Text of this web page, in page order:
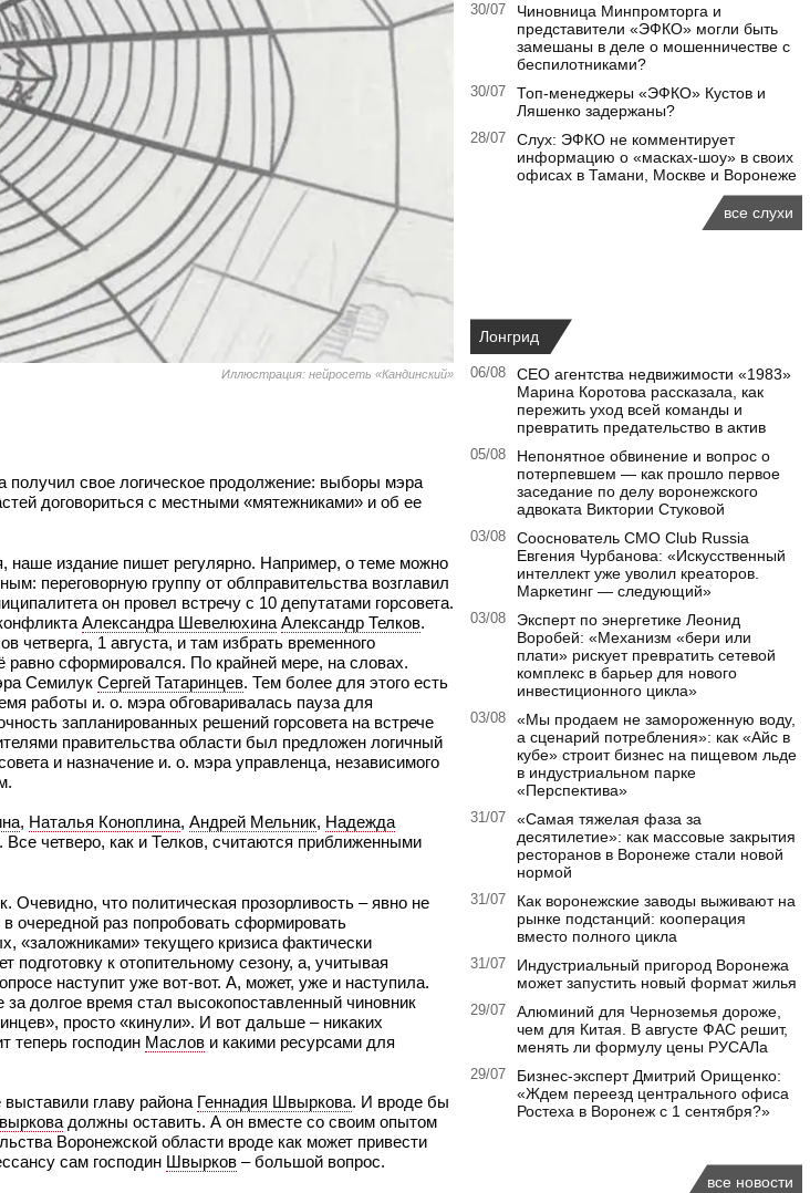
Иллюстрация: нейросеть «Кандинский»
получил свое логическое продолжение: выборы мэра
договориться с местными «мятежниками» и об ее
наше издание пишет регулярно. Например, о теме можно
переговорную группу от облправительства возглавил
он провел встречу с 10 депутатами горсовета.
Александра Шевелюхина Александр Телков.
четверга, 1 августа, и там избрать временного
равно сформировался. По крайней мере, на словах.
Семилук Сергей Татаринцев. Тем более для этого есть
работы и. о. мэра обговаривалась пауза для
запланированных решений горсовета на встрече
правительства области был предложен логичный
и назначение и. о. мэра управленца, независимого
, Наталья Коноплина, Андрей Мельник, Надежда
четверо, как и Телков, считаются приближенными
что политическая прозорливость – явно не
очередной раз попробовать сформировать
«заложниками» текущего кризиса фактически
подготовку к отопительному сезону, а, учитывая
наступит уже вот-вот. А, может, уже и наступила.
долгое время стал высокопоставленный чиновник
просто «кинули». И вот дальше – никаких
теперь господин Маслов и какими ресурсами для
главу района Геннадия Швыркова. И вроде бы
должны оставить. А он вместе со своим опытом
Воронежской области вроде как может привести
сам господин Швырков – большой вопрос.
30/07
Чиновница Минпромторга и
представители «ЭФКО» могли быть
замешаны в деле о мошенничестве с
беспилотниками?
30/07
Топ-менеджеры «ЭФКО» Кустов и
Ляшенко задержаны?
28/07
Слух: ЭФКО не комментирует
информацию о «масках-шоу» в своих
офисах в Тамани, Москве и Воронеже
все слухи
Лонгрид
06/08
CEO агентства недвижимости «1983»
Марина Коротова рассказала, как
пережить уход всей команды и
превратить предательство в актив
05/08
Непонятное обвинение и вопрос о
потерпевшем — как прошло первое
заседание по делу воронежского
адвоката Виктории Стуковой
03/08
Сооснователь CMO Club Russia
Евгения Чурбанова: «Искусственный
интеллект уже уволил креаторов.
Маркетинг — следующий»
03/08
Эксперт по энергетике Леонид
Воробей: «Механизм «бери или
плати» рискует превратить сетевой
комплекс в барьер для нового
инвестиционного цикла»
03/08
«Мы продаем не замороженную воду,
а сценарий потребления»: как «Айс в
кубе» строит бизнес на пищевом льде
в индустриальном парке
«Перспектива»
31/07
«Самая тяжелая фаза за
десятилетие»: как массовые закрытия
ресторанов в Воронеже стали новой
нормой
31/07
Как воронежские заводы выживают на
рынке подстанций: кооперация
вместо полного цикла
31/07
Индустриальный пригород Воронежа
может запустить новый формат жилья
29/07
Алюминий для Черноземья дороже,
чем для Китая. В августе ФАС решит,
менять ли формулу цены РУСАЛа
29/07
Бизнес-эксперт Дмитрий Орищенко:
«Ждем переезд центрального офиса
Ростеха в Воронеж с 1 сентября?»
все новости